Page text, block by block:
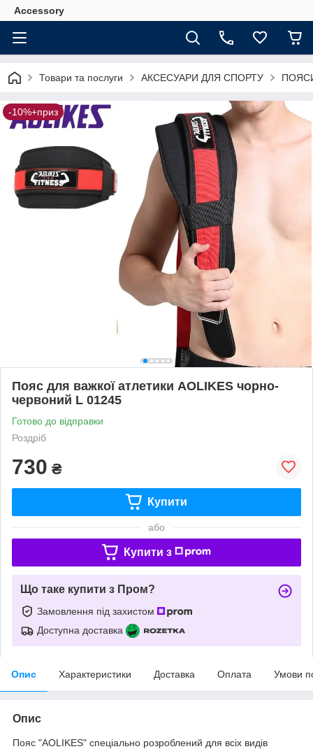
Accessory
Товари та послуги АКСЕСУАРИ ДЛЯ СПОРТУ
-10%+приз
Пояс для важкої атлетики AOLIKES чорно-
червоний L 01245
Готово до відправки
Роздріб
730 ₴
Купити
або
Купити з
Що таке купити з Пром?
Замовлення під захистом
Доступна доставка
Опис Характеристики Доставка Оплата Умови
Опис
Пояс "AOLIKES" спеціально розроблений для всіх видів